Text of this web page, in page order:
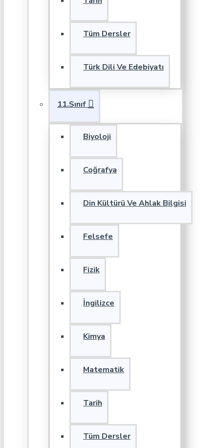
Tüm Dersler
Türk Dili Ve Edebiyatı
11.Sınıf
Biyoloji
Coğrafya
Din Kültürü Ve Ahlak Bilgisi
Felsefe
Fizik
İngilizce
Kimya
Matematik
Tarih
Tüm Dersler